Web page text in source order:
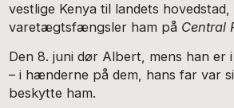
vestlige Kenya til landets
varetægtsfængsler ham på Central
Den 8. juni dør Albert, mens han
– i hænderne på dem, hans far var
beskytte ham.